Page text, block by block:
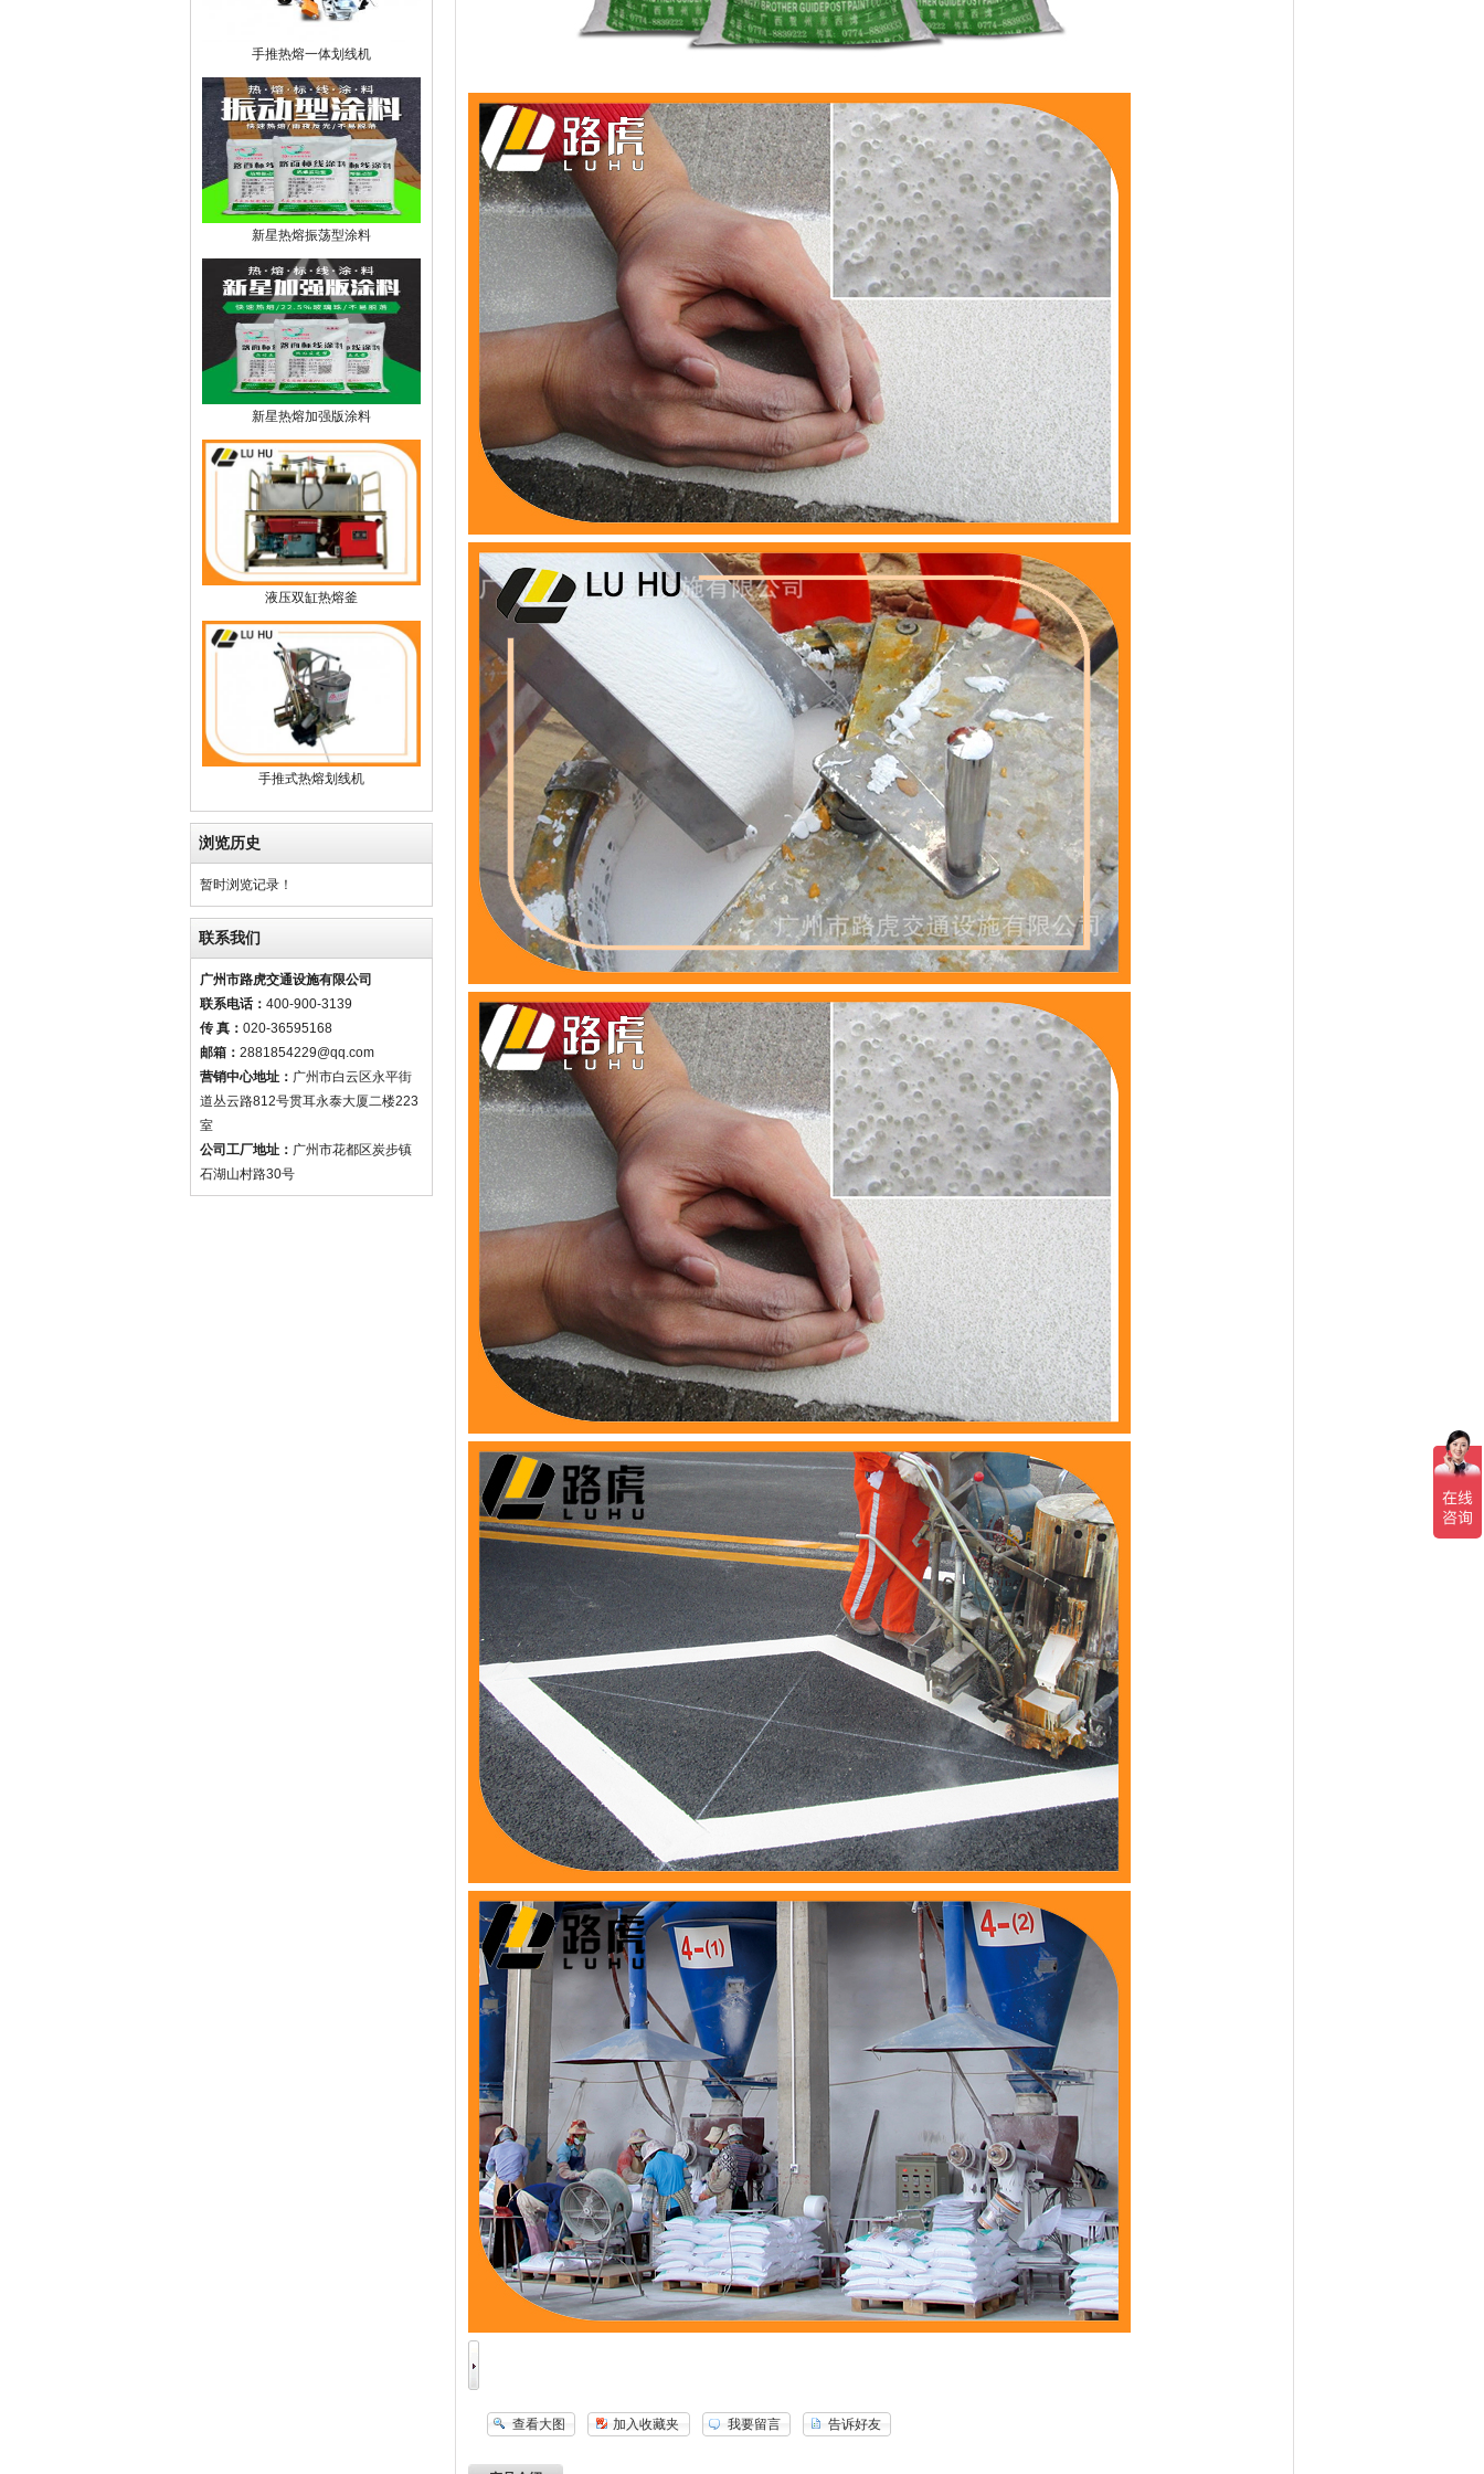
手推热熔一体划线机
新星热熔振荡型涂料
新星热熔加强版涂料
液压双缸热熔釜
手推式热熔划线机
浏览历史
暂时浏览记录！
联系我们
广州市路虎交通设施有限公司
联系电话： 400-900-3139
传 真： 020-36595168
邮箱： 2881854229@qq.com
营销中心地址： 广州市白云区永平街
道丛云路812号贯耳永泰大厦二楼223
室
公司工厂地址： 广州市花都区炭步镇
石湖山村路30号
查看大图 加入收藏夹 我要留言 告诉好友